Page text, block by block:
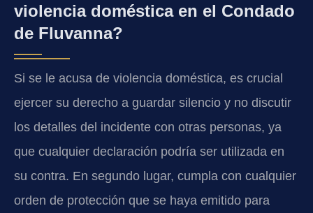
violencia doméstica en el Condado
de Fluvanna?
Si se le acusa de violencia doméstica, es crucial
ejercer su derecho a guardar silencio y no discutir
los detalles del incidente con otras personas, ya
que cualquier declaración podría ser utilizada en
su contra. En segundo lugar, cumpla con cualquier
orden de protección que se haya emitido para